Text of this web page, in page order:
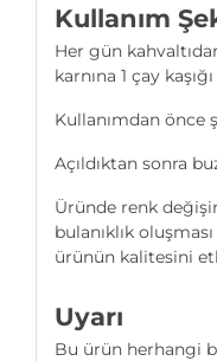
Kullanım
Her gün
karnına 1 çay
Kullanımdan önce
Açıldıktan sonra
Üründe renk
bulanıklık
ürünün kalitesini
Uyarı
Bu ürün herhangi